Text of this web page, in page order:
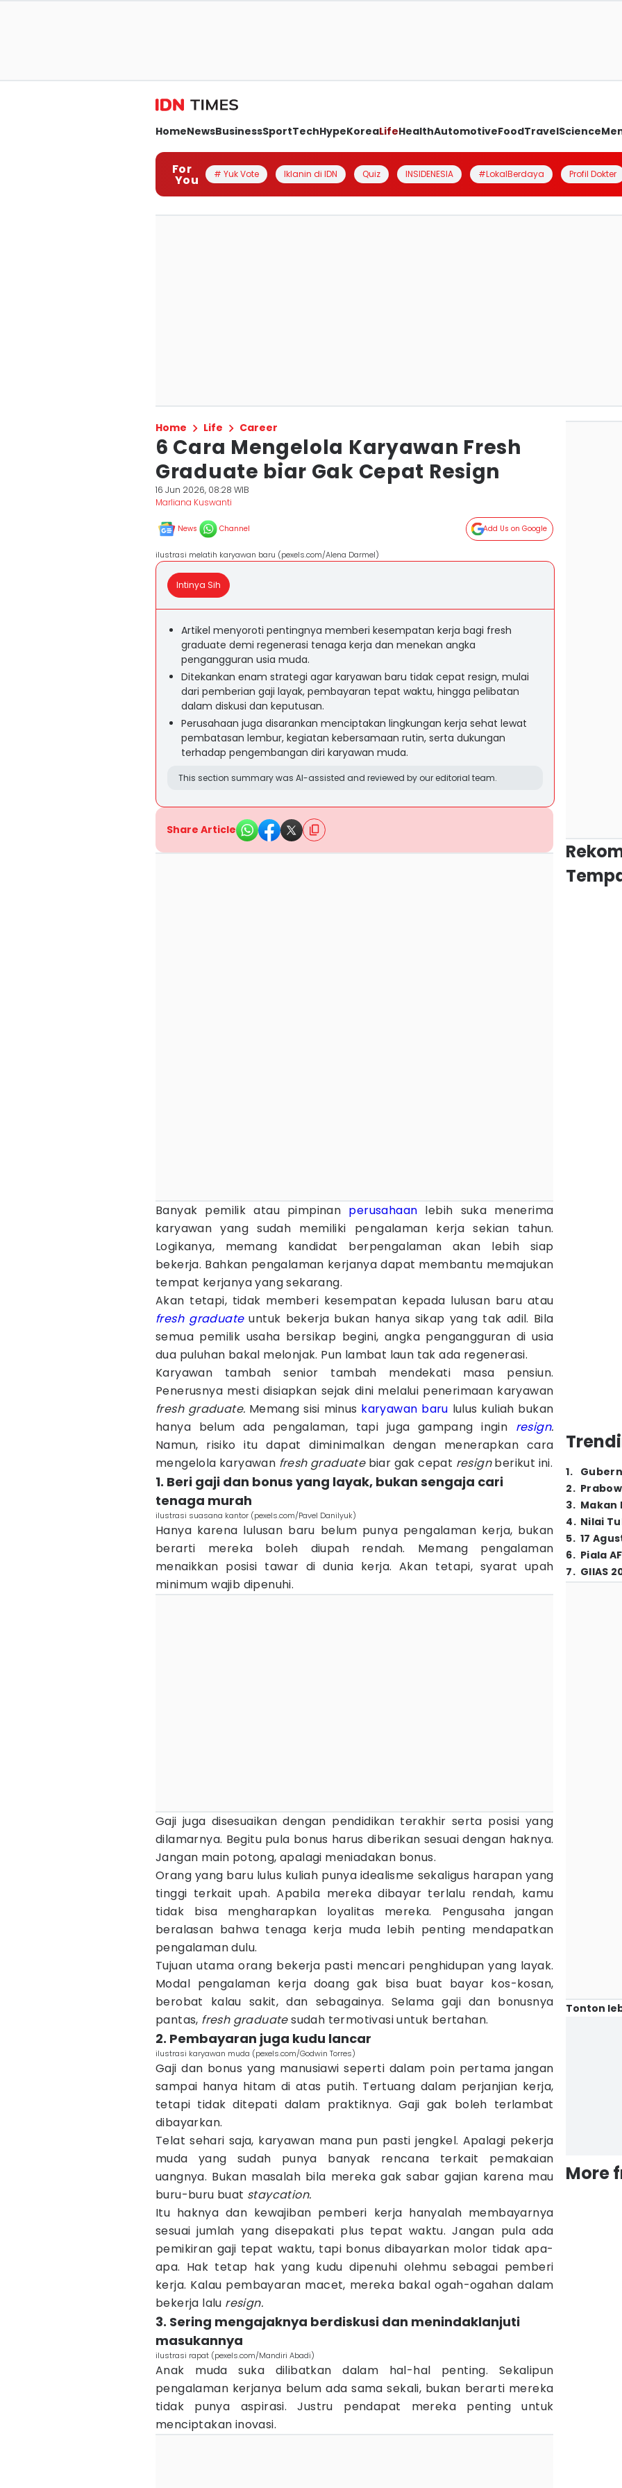
HomeNewsBusinessSportTechHypeKoreaLifeHealthAutomotiveFoodTravelScience
For
You # Yuk Vote Iklanin di IDN Quiz INSIDENESIA #LokalBerdaya Profil Dokter
Home Life Career
6 Cara Mengelola Karyawan Fresh
Graduate biar Gak Cepat Resign
16 Jun 2026, 08:28 WIB
Marliana Kuswanti
News Channel Add Us on Google
ilustrasi melatih karyawan baru (pexels.com/Alena Darmel)
Intinya Sih
Artikel menyoroti pentingnya memberi kesempatan kerja bagi fresh
graduate demi regenerasi tenaga kerja dan menekan angka
pengangguran usia muda.
Ditekankan enam strategi agar karyawan baru tidak cepat resign, mulai
dari pemberian gaji layak, pembayaran tepat waktu, hingga pelibatan
dalam diskusi dan keputusan.
Perusahaan juga disarankan menciptakan lingkungan kerja sehat lewat
pembatasan lembur, kegiatan kebersamaan rutin, serta dukungan
terhadap pengembangan diri karyawan muda.
This section summary was AI-assisted and reviewed by our editorial team.
Share Article
Banyak pemilik atau pimpinan perusahaan lebih suka menerima
karyawan yang sudah memiliki pengalaman kerja sekian tahun.
Logikanya, memang kandidat berpengalaman akan lebih siap
bekerja. Bahkan pengalaman kerjanya dapat membantu memajukan
tempat kerjanya yang sekarang.
Akan tetapi, tidak memberi kesempatan kepada lulusan baru atau
fresh graduate untuk bekerja bukan hanya sikap yang tak adil. Bila
semua pemilik usaha bersikap begini, angka pengangguran di usia
dua puluhan bakal melonjak. Pun lambat laun tak ada regenerasi.
Karyawan tambah senior tambah mendekati masa pensiun.
Penerusnya mesti disiapkan sejak dini melalui penerimaan karyawan
fresh graduate. Memang sisi minus karyawan baru lulus kuliah bukan
hanya belum ada pengalaman, tapi juga gampang ingin resign.
Namun, risiko itu dapat diminimalkan dengan menerapkan cara
mengelola karyawan fresh graduate biar gak cepat resignberikut ini.
1. Beri gaji dan bonus yang layak, bukan sengaja cari
tenaga murah
ilustrasi suasana kantor (pexels.com/Pavel Danilyuk)
Hanya karena lulusan baru belum punya pengalaman kerja, bukan
berarti mereka boleh diupah rendah. Memang pengalaman
menaikkan posisi tawar di dunia kerja. Akan tetapi, syarat upah
minimum wajib dipenuhi.
Gaji juga disesuaikan dengan pendidikan terakhir serta posisi yang
dilamarnya. Begitu pula bonus harus diberikan sesuai dengan haknya.
Jangan main potong, apalagi meniadakan bonus.
Orang yang baru lulus kuliah punya idealisme sekaligus harapan yang
tinggi terkait upah. Apabila mereka dibayar terlalu rendah, kamu
tidak bisa mengharapkan loyalitas mereka. Pengusaha jangan
beralasan bahwa tenaga kerja muda lebih penting mendapatkan
pengalaman dulu.
Tujuan utama orang bekerja pasti mencari penghidupan yang layak.
Modal pengalaman kerja doang gak bisa buat bayar kos-kosan,
berobat kalau sakit, dan sebagainya. Selama gaji dan bonusnya
pantas, fresh graduatesudah termotivasi untuk bertahan.
2. Pembayaran juga kudu lancar
ilustrasi karyawan muda (pexels.com/Godwin Torres)
Gaji dan bonus yang manusiawi seperti dalam poin pertama jangan
sampai hanya hitam di atas putih. Tertuang dalam perjanjian kerja,
tetapi tidak ditepati dalam praktiknya. Gaji gak boleh terlambat
dibayarkan.
Telat sehari saja, karyawan mana pun pasti jengkel. Apalagi pekerja
muda yang sudah punya banyak rencana terkait pemakaian
uangnya. Bukan masalah bila mereka gak sabar gajian karena mau
buru-buru buat staycation.
Itu haknya dan kewajiban pemberi kerja hanyalah membayarnya
sesuai jumlah yang disepakati plus tepat waktu. Jangan pula ada
pemikiran gaji tepat waktu, tapi bonus dibayarkan molor tidak apa-
apa. Hak tetap hak yang kudu dipenuhi olehmu sebagai pemberi
kerja. Kalau pembayaran macet, mereka bakal ogah-ogahan dalam
bekerja lalu resign.
3. Sering mengajaknya berdiskusi dan menindaklanjuti
masukannya
ilustrasi rapat (pexels.com/Mandiri Abadi)
Anak muda suka dilibatkan dalam hal-hal penting. Sekalipun
pengalaman kerjanya belum ada sama sekali, bukan berarti mereka
tidak punya aspirasi. Justru pendapat mereka penting untuk
menciptakan inovasi.
1.
2.
3. Makan
4. Nilai
5. 17
6. Piala
7. GIIAS
Tonton
More